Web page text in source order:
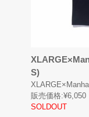
S)
販売価格:¥6,050
SOLDOUT